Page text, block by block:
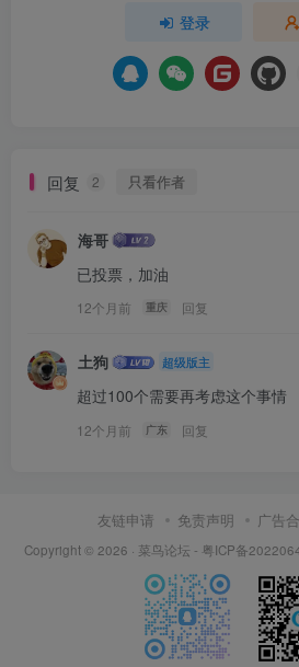
登录
回复 2 只看作者
海哥
已投票，加油
12个月前 重庆 回复
土狗 超级版主
超过100个需要再考虑这个事情
12个月前 广东 回复
友链申请 免责声明 广告
Copyright © 2026 · 菜鸟论坛 - 粤ICP备